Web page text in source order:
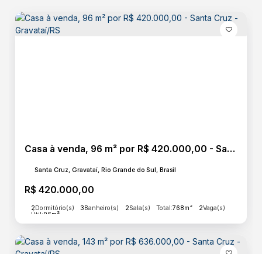
Casa à venda, 96 m² por R$ 420.000,00 - Santa Cruz - Gravataí/RS
R$ 420.000,00
Santa Cruz, Gravataí, Rio Grande do Sul, Brasil
2Dormitório(s) 3Banheiro(s) 2Sala(s) Total:768m² 2Vaga(s)
Útil:96m²